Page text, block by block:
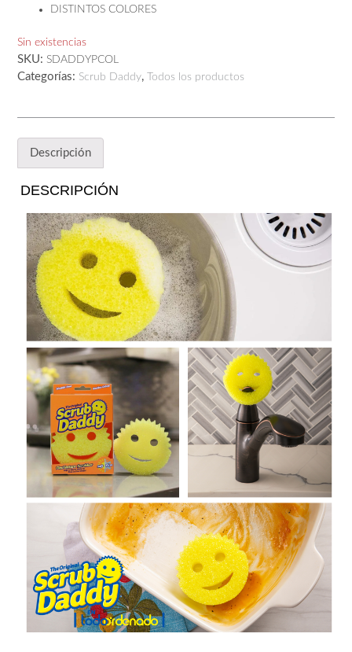
DISTINTOS COLORES
Sin existencias
SKU: SDADDYPCOL
Categorías: Scrub Daddy, Todos los productos
Descripción
DESCRIPCIÓN